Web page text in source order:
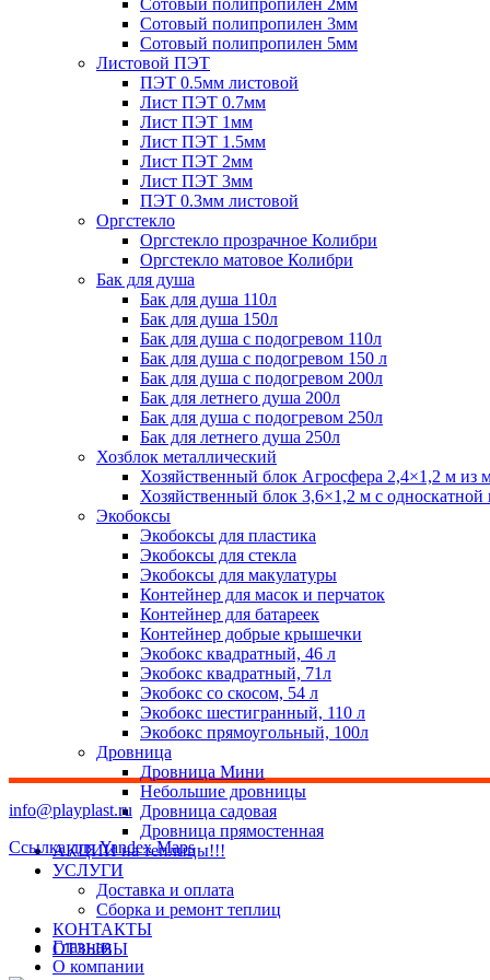
Сотовый полипропилен 2мм
Сотовый полипропилен 3мм
Сотовый полипропилен 5мм
Листовой ПЭТ
ПЭТ 0.5мм листовой
Лист ПЭТ 0.7мм
Лист ПЭТ 1мм
Лист ПЭТ 1.5мм
Лист ПЭТ 2мм
Лист ПЭТ 3мм
ПЭТ 0.3мм листовой
Оргстекло
Оргстекло прозрачное Колибри
Оргстекло матовое Колибри
Бак для душа
Бак для душа 110л
Бак для душа 150л
Бак для душа с подогревом 110л
Бак для душа с подогревом 150 л
Бак для душа с подогревом 200л
Бак для летнего душа 200л
Бак для душа с подогревом 250л
Бак для летнего душа 250л
Хозблок металлический
Хозяйственный блок Агросфера 2,4×1,2 м из
Хозяйственный блок 3,6×1,2 м с
Экобоксы
Экобоксы для пластика
Экобоксы для стекла
Экобоксы для макулатуры
Контейнер для масок и перчаток
Контейнер для батареек
Контейнер добрые крышечки
Экобокс квадратный, 46 л
Экобокс квадратный, 71л
Экобокс со скосом, 54 л
Экобокс шестигранный, 110 л
Экобокс прямоугольный, 100л
Дровница
Дровница Мини
Небольшие дровницы
Дровница садовая
Дровница прямостенная
АКЦИИ на теплицы!!!
УСЛУГИ
Доставка и оплата
Сборка и ремонт теплиц
КОНТАКТЫ
ОТЗЫВЫ
info@playplast.ru
Ссылка для Yandex Maps
Главная
О компании